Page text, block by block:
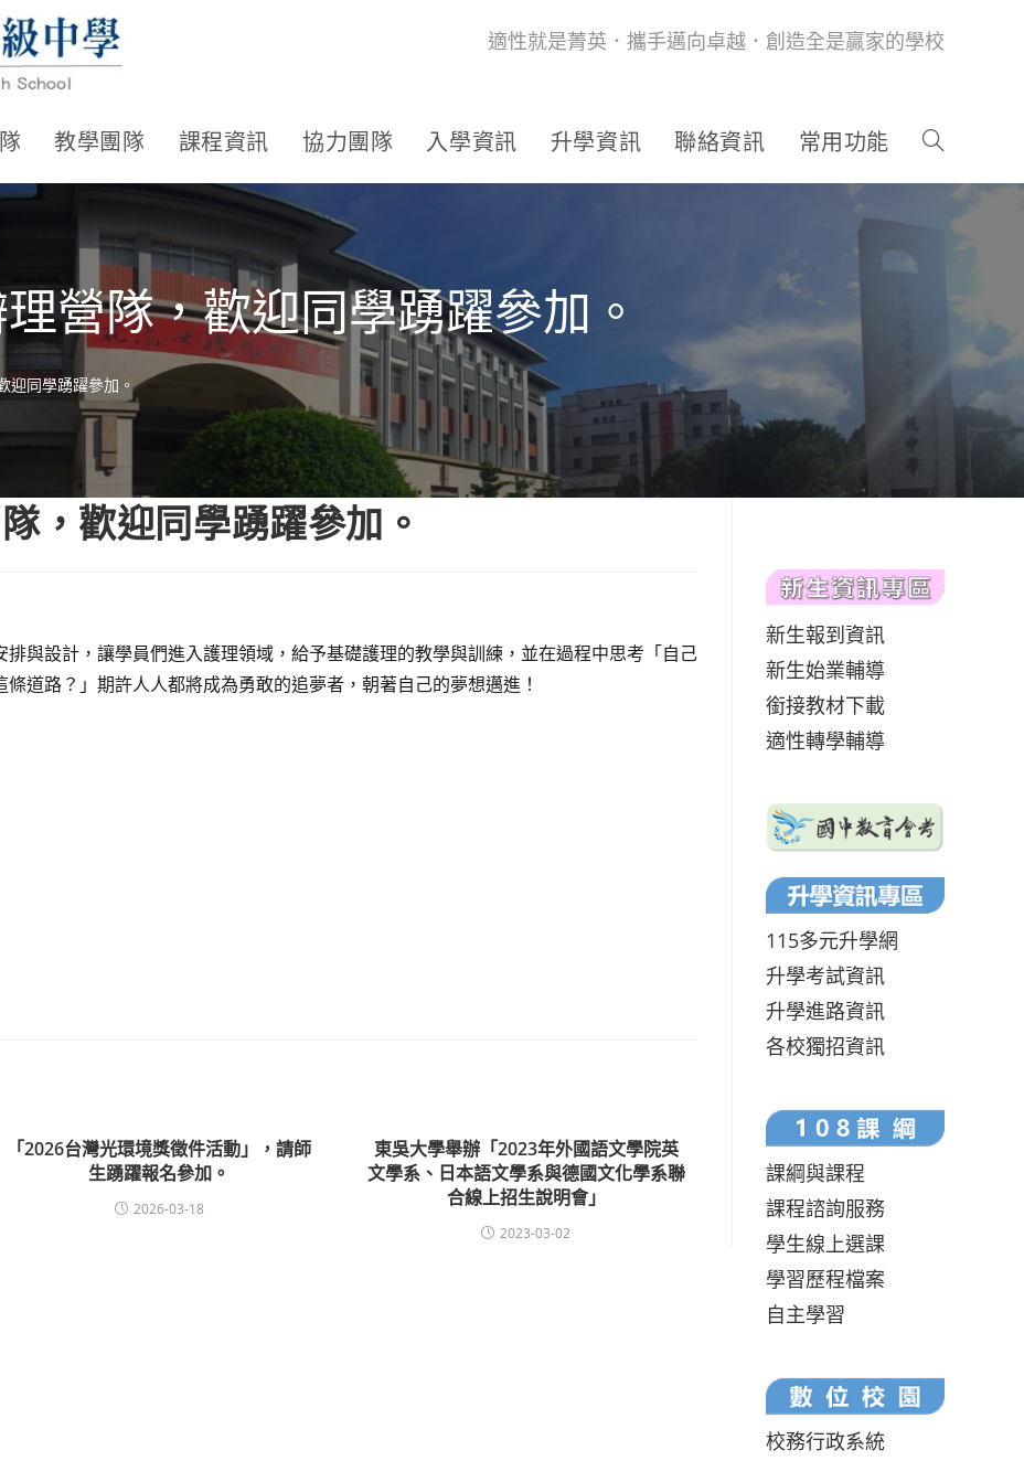
適性就是菁英．攜手邁向卓越．創造全是贏家的學校
教學團隊 課程資訊 協力團隊 入學資訊 升學資訊 聯絡資訊 常用功能
營隊，歡迎同學踴躍參加。
迎同學踴躍參加。
，歡迎同學踴躍參加。
與設計，讓學員們進入護理領域，給予基礎護理的教學與訓練，並在過程中思考「自己
道路？」期許人人都將成為勇敢的追夢者，朝著自己的夢想邁進！
「2026台灣光環境獎徵件活動」，請師
生踴躍報名參加。
2026-03-18
東吳大學舉辦「2023年外國語文學院英
文學系、日本語文學系與德國文化學系聯
合線上招生說明會」
2023-03-02
新生報到資訊
新生始業輔導
銜接教材下載
適性轉學輔導
115多元升學網
升學考試資訊
升學進路資訊
各校獨招資訊
課綱與課程
課程諮詢服務
學生線上選課
學習歷程檔案
自主學習
校務行政系統